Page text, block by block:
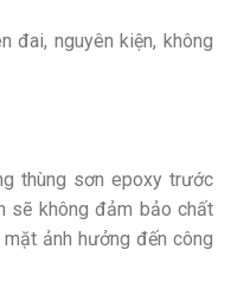
đai, nguyên kiện, không
thùng sơn epoxy trước
sẽ không đảm bảo chất
ảnh hưởng đến công